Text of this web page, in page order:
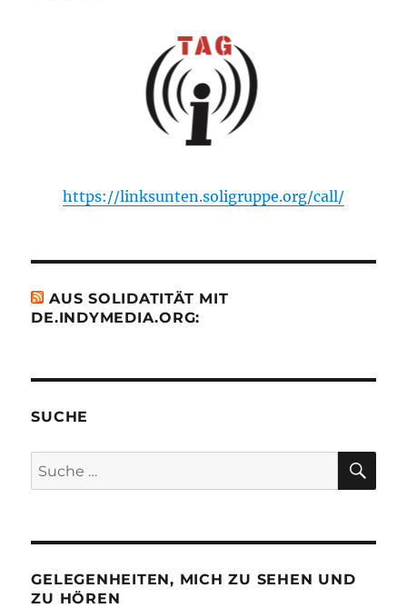
https://linksunten.soligruppe.org/call/
AUS SOLIDATITÄT MIT
DE.INDYMEDIA.ORG:
SUCHE
Suche
nach:
GELEGENHEITEN, MICH ZU SEHEN UND
ZU HÖREN